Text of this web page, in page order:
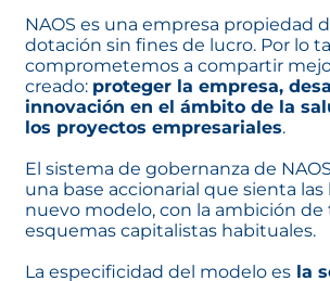
NAOS es una empresa propiedad
dotación sin fines de lucro. Por lo
comprometemos a compartir
creado: proteger la empresa,
innovación en el ámbito de la
los proyectos empresariales.
El sistema de gobernanza de
una base accionarial que sienta las
nuevo modelo, con la ambición de
esquemas capitalistas habituales.
La especificidad del modelo es la